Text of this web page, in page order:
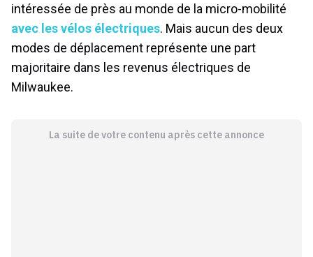
intéressée de près au monde de la micro-mobilité
avec les vélos électriques. Mais aucun des deux
modes de déplacement représente une part
majoritaire dans les revenus électriques de
Milwaukee.
La suite de votre contenu après cette annonce